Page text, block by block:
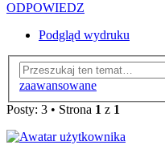
ODPOWIEDZ
Podgląd wydruku
zaawansowane
Posty: 3 • Strona 1 z 1